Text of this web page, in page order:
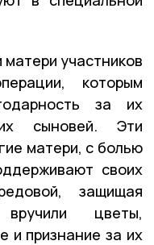
участников
которым
за их
сыновей. Эти
матери, с болью
своих
защищая
цветы,
и признание за их